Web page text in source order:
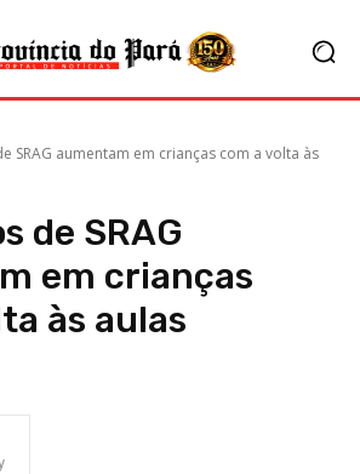
SRAG aumentam em crianças com a volta às
de SRAG
em crianças
às aulas